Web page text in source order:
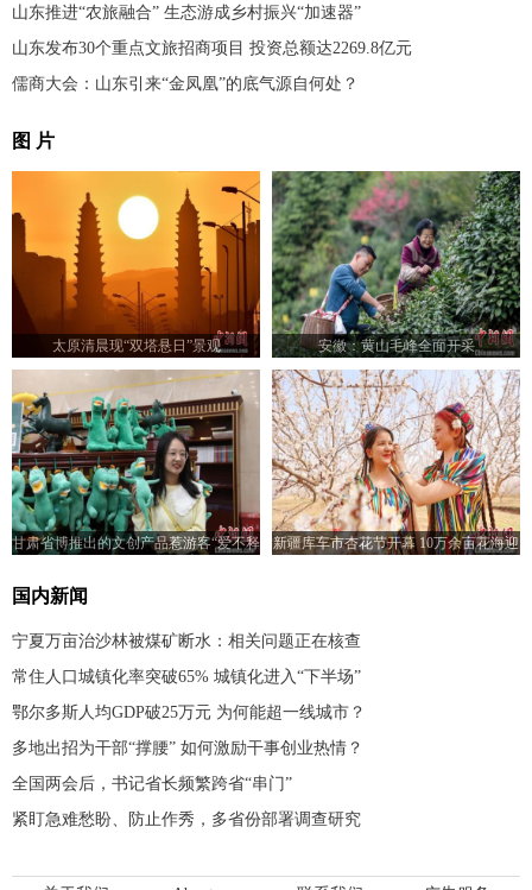
山东推进“农旅融合” 生态游成乡村振兴“加速器”
山东发布30个重点文旅招商项目 投资总额达2269.8亿元
儒商大会：山东引来“金凤凰”的底气源自何处？
图 片
太原清晨现“双塔悬日”景观 安徽：黄山毛峰全面开采
甘肃省博推出的文创产品惹游客“爱不释
新疆库车市杏花节开幕 10万余亩花海迎
国内新闻
宁夏万亩治沙林被煤矿断水：相关问题正在核查
常住人口城镇化率突破65% 城镇化进入“下半场”
鄂尔多斯人均GDP破25万元 为何能超一线城市？
多地出招为干部“撑腰” 如何激励干事创业热情？
全国两会后，书记省长频繁跨省“串门”
紧盯急难愁盼、防止作秀，多省份部署调查研究